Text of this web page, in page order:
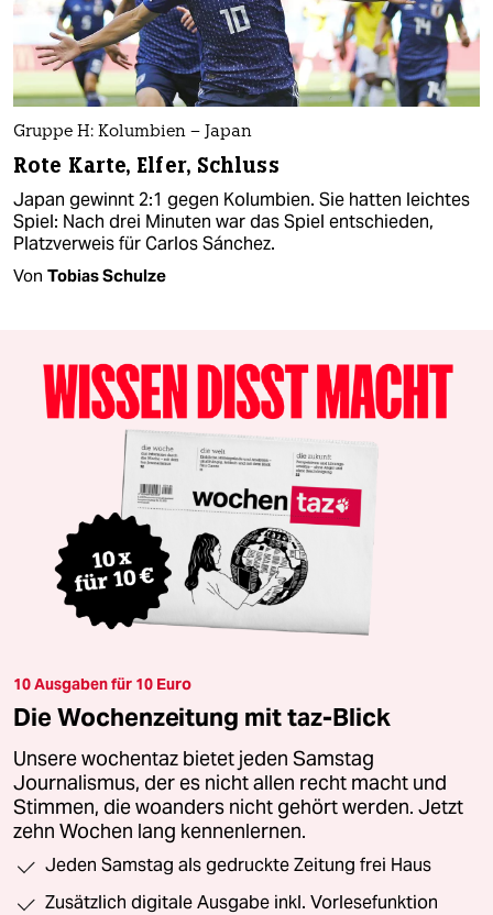
Gruppe H: Kolumbien – Japan
Rote Karte, Elfer, Schluss
Japan gewinnt 2:1 gegen Kolumbien. Sie hatten leichtes
Spiel: Nach drei Minuten war das Spiel entschieden,
Platzverweis für Carlos Sánchez.
Von Tobias Schulze
10 Ausgaben für 10 Euro
Die Wochenzeitung mit taz-Blick
Unsere wochentaz bietet jeden Samstag
Journalismus, der es nicht allen recht macht und
Stimmen, die woanders nicht gehört werden. Jetzt
zehn Wochen lang kennenlernen.
Jeden Samstag als gedruckte Zeitung frei Haus
Zusätzlich digitale Ausgabe inkl. Vorlesefunktion